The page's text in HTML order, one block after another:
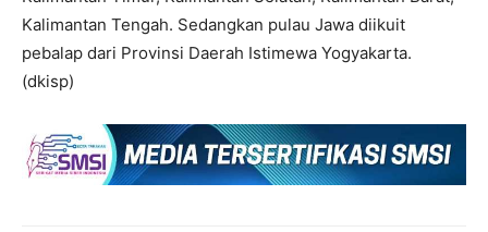
Kalimantan Tengah. Sedangkan pulau Jawa diikuit
pebalap dari Provinsi Daerah Istimewa Yogyakarta.
(dkisp)